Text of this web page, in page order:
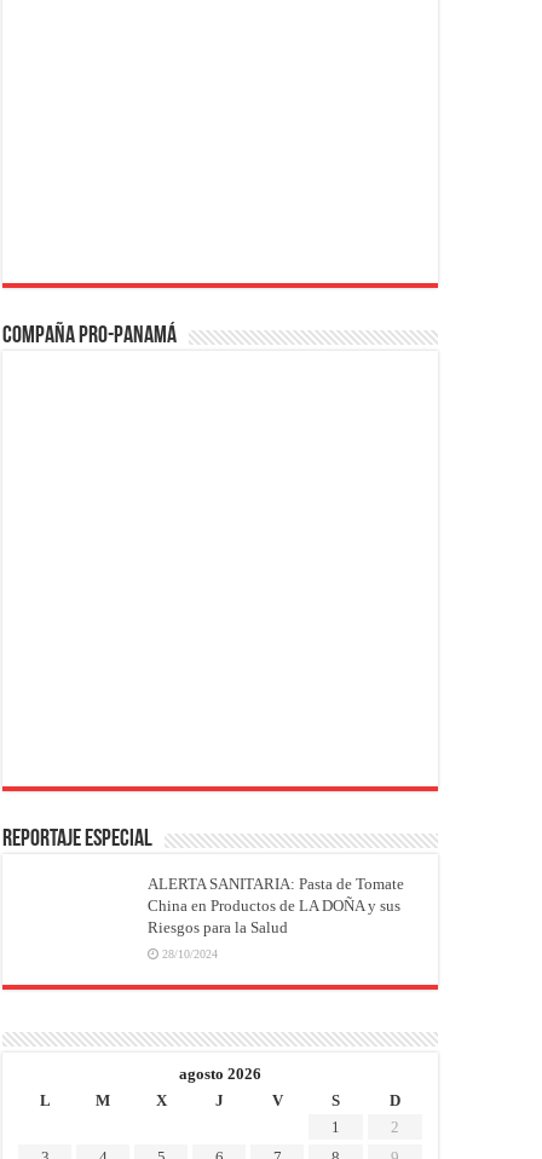
Compaña PRO-Panamá
REPORTAJE ESPECIAL
ALERTA SANITARIA: Pasta de Tomate
China en Productos de LA DOÑA y sus
Riesgos para la Salud
28/10/2024
agosto 2026
L
M X J V S
D
1
2